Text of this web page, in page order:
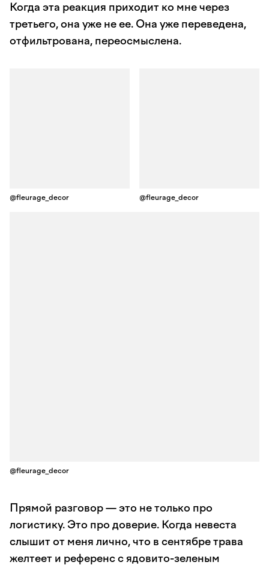
Когда эта реакция приходит ко мне через
третьего, она уже не ее. Она уже переведена,
отфильтрована, переосмыслена.
@fleurage_decor @fleurage_decor
@fleurage_decor
Прямой разговор — это не только про
логистику. Это про доверие. Когда невеста
слышит от меня лично, что в сентябре трава
желтеет и референс с ядовито-зеленым